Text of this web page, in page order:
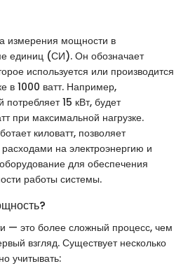
измерения мощности в
единиц (СИ). Он обозначает
используется или производится
в 1000 ватт. Например,
потребляет 15 кВт, будет
при максимальной нагрузке.
киловатт, позволяет
на электроэнергию и
для обеспечения
работы системы.
— это более сложный процесс, чем
взгляд. Существует несколько
учитывать: